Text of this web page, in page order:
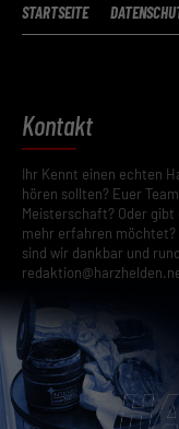
STARTSEITE
Kontakt
Ihr Kennt einen echten
hören sollten? Euer
Meisterschaft? Oder gibt
mehr erfahren möchtet?
sind wir dankbar und